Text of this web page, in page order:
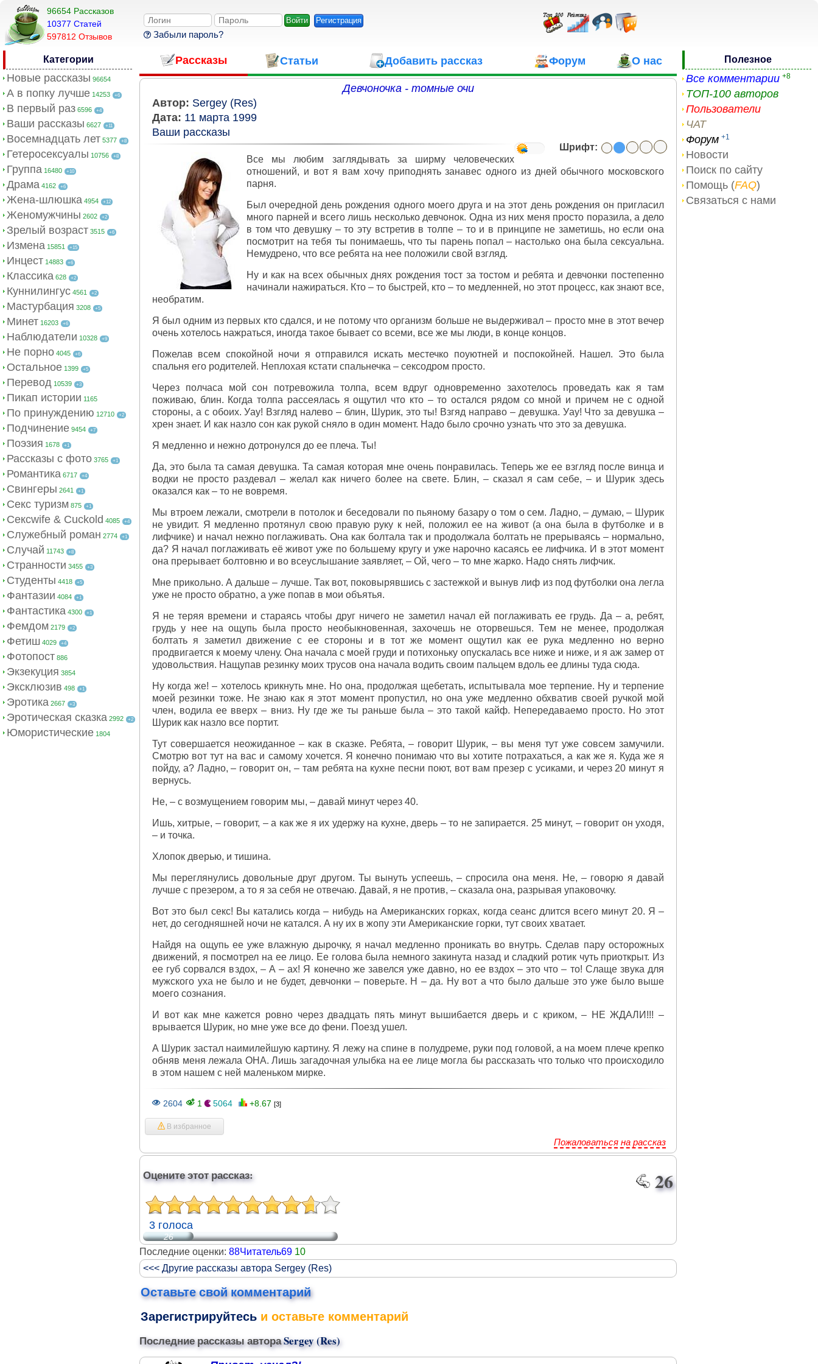
96654 Рассказов
10377 Cтатей
597812 Отзывов
Регистрация
Забыли пароль?
Категории
Новые рассказы 96654
А в попку лучше 14253 +6
В первый раз 6596 +4
Ваши рассказы 6627 +11
Восемнадцать лет 5377 +8
Гетеросексуалы 10756 +8
Группа 16480 +10
Драма 4162 +6
Жена-шлюшка 4954 +12
Женомужчины 2602 +2
Зрелый возраст 3515 +6
Измена 15851 +15
Инцест 14883 +6
Классика 628 +2
Куннилингус 4561 +2
Мастурбация 3208 +5
Минет 16203 +6
Наблюдатели 10328 +9
Не порно 4045 +6
Остальное 1399 +5
Перевод 10539 +3
Пикап истории 1165
По принуждению 12710 +2
Подчинение 9454 +7
Поэзия 1678 +1
Рассказы с фото 3765 +1
Романтика 6717 +4
Свингеры 2641 +1
Секс туризм 875 +1
Сексwife & Cuckold 4085 +4
Служебный роман 2774 +1
Случай 11743 +8
Странности 3455 +3
Студенты 4418 +5
Фантазии 4084 +1
Фантастика 4300 +1
Фемдом 2179 +2
Фетиш 4029 +4
Фотопост 886
Экзекуция 3854
Эксклюзив 498 +1
Эротика 2667 +3
Эротическая сказка 2992 +2
Юмористические 1804
Рассказы Статьи Добавить рассказ Форум О нас
Девчоночка - томные очи
Автор: Sergey (Res)
Дата: 11 марта 1999
Ваши рассказы
Шрифт:
Все мы любим заглядывать за ширму человеческих
отношений, и вот я вам хочу приподнять занавес одного из дней обычного московского
парня.
Был очередной день рождения одного моего друга и на этот день рождения он пригласил
много парней и всего лишь несколько девчонок. Одна из них меня просто поразила, а дело
в том что девушку – то эту встретив в толпе – то и в принципе не заметишь, но если она
посмотрит на тебя ты понимаешь, что ты парень попал – настолько она была сексуальна.
Немудрено, что все ребята на нее положили свой взгляд.
Ну и как на всех обычных днях рождения тост за тостом и ребята и девчонки постепенно
начинали нажираться. Кто – то быстрей, кто – то медленней, но этот процесс, как знают все,
необратим.
Я был одним из первых кто сдался, и не потому что организм больше не выдерживал – просто мне в этот вечер
очень хотелось нажраться, иногда такое бывает со всеми, все же мы люди, в конце концов.
Пожелав всем спокойной ночи я отправился искать местечко поуютней и поспокойней. Нашел. Это была
спальня его родителей. Неплохая кстати спальнечка – сексодром просто.
Через полчаса мой сон потревожила толпа, всем вдруг одновременно захотелось проведать как я там
поживаю, блин. Когда толпа рассеялась я ощутил что кто – то остался рядом со мной и причем не с одной
стороны, а с обоих. Уау! Взгляд налево – блин, Шурик, это ты! Взгяд направо – девушка. Уау! Что за девушка –
хрен знает. И как назло сон как рукой сняло в один момент. Надо было срочно узнать что это за девушка.
Я медленно и нежно дотронулся до ее плеча. Ты!
Да, это была та самая девушка. Та самая которая мне очень понравилась. Теперь же ее взгляд после винца и
водки не просто раздевал – желал как ничего более на свете. Блин, – сказал я сам себе, – и Шурик здесь
оказался как – то не вовремя.
Мы втроем лежали, смотрели в потолок и беседовали по пьяному базару о том о сем. Ладно, – думаю, – Шурик
не увидит. Я медленно протянул свою правую руку к ней, положил ее на живот (а она была в футболке и в
лифчике) и начал нежно поглаживать. Она как болтала так и продолжала болтать не прерываясь – нормально,
да? Я начал поглаживать её живот уже по большему кругу и уже нарочно касаясь ее лифчика. И в этот момент
она прерывает болтовню и во всеуслышание заявляет, – Ой, чего – то мне жарко. Надо снять лифчик.
Мне прикольно. А дальше – лучше. Так вот, поковырявшись с застежкой и вынув лиф из под футболки она легла
уже не просто обратно, а уже попав в мои объятья.
Я не теряя времени и стараясь чтобы друг ничего не заметил начал ей поглаживать ее грудь. Да – а, ребят,
грудь у нее на ощупь была просто необыкновенная, захочешь не оторвешься. Тем не менее, продолжая
болтать я заметил движение с ее стороны и в тот же момент ощутил как ее рука медленно но верно
продвигается к моему члену. Она начала с моей груди и потихоньку опускалась все ниже и ниже, и я аж замер от
удовольствия. Нащупав резинку моих трусов она начала водить своим пальцем вдоль ее длины туда сюда.
Ну когда же! – хотелось крикнуть мне. Но она, продолжая щебетать, испытывала мое терпение. Ну и терпение
моей резинки тоже. Не знаю как я этот момент пропустил, но она уже медленно обхватив своей ручкой мой
член, водила ее вверх – вниз. Ну где же ты раньше была – это такой кайф. Непередаваемо просто. Но этот
Шурик как назло все портит.
Тут совершается неожиданное – как в сказке. Ребята, – говорит Шурик, – вы меня тут уже совсем замучили.
Смотрю вот тут на вас и самому хочется. Я конечно понимаю что вы хотите потрахаться, а как же я. Куда же я
пойду, а? Ладно, – говорит он, – там ребята на кухне песни поют, вот вам презер с усиками, и через 20 минут я
вернусь.
Не, – с возмущением говорим мы, – давай минут через 40.
Ишь, хитрые, – говорит, – а как же я их удержу на кухне, дверь – то не запирается. 25 минут, – говорит он уходя,
– и точка.
Хлопок дверью, и тишина.
Мы переглянулись довольные друг другом. Ты вынуть успеешь, – спросила она меня. Не, – говорю я давай
лучше с презером, а то я за себя не отвечаю. Давай, я не против, – сказала она, разрывая упаковочку.
Вот это был секс! Вы катались когда – нибудь на Американских горках, когда сеанс длится всего минут 20. Я –
нет, до сегодняшней ночи не катался. А ну их в жопу эти Американские горки, тут своих хватает.
Найдя на ощупь ее уже влажную дырочку, я начал медленно проникать во внутрь. Сделав пару осторожных
движений, я посмотрел на ее лицо. Ее голова была немного закинута назад и сладкий ротик чуть приоткрыт. Из
ее губ сорвался вздох, – А – ах! Я конечно же завелся уже давно, но ее вздох – это что – то! Слаще звука для
мужского уха не было и не будет, девчонки – поверьте. Н – да. Ну вот а что было дальше это уже было выше
моего сознания.
И вот как мне кажется ровно через двадцать пять минут вышибается дверь и с криком, – НЕ ЖДАЛИ!!! –
врывается Шурик, но мне уже все до фени. Поезд ушел.
А Шурик застал наимилейшую картину. Я лежу на спине в полудреме, руки под головой, а на моем плече крепко
обняв меня лежала ОНА. Лишь загадочная улыбка на ее лице могла бы рассказать что только что происходило
в этом нашем с ней маленьком мирке.
2604 1 5064 +8.67 [3]
В избранное
Пожаловаться на рассказ
Оцените этот рассказ: 26
3 голоса
26
Последние оценки: 88Читатель69 10
<<< Другие рассказы автора Sergey (Res)
Оставьте свой комментарий
Зарегистрируйтесь и оставьте комментарий
Последние рассказы автораSergey (Res)
Полезное
Все комментарии +8
ТОП-100 авторов
Пользователи
ЧАТ
Форум +1
Новости
Поиск по сайту
Помощь (FAQ)
Связаться с нами